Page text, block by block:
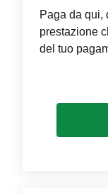
Paga da qui,
prestazione
del tuo